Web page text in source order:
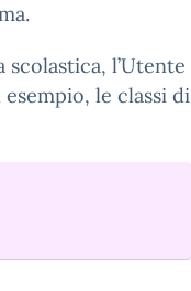
l’Utente
le classi di